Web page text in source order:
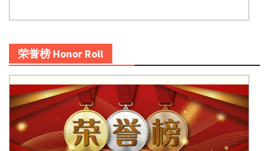
荣誉榜 Honor Roll